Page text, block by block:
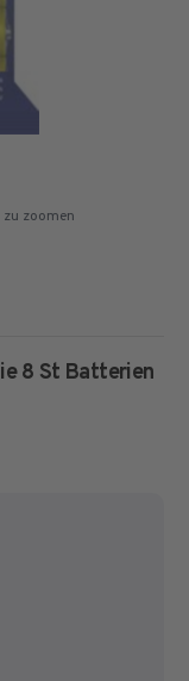
zoomen
8 St Batterien